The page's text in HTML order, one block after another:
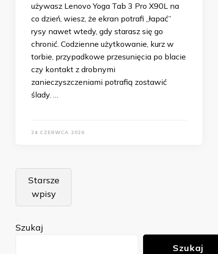
używasz Lenovo Yoga Tab 3 Pro X90L na
co dzień, wiesz, że ekran potrafi „łapać”
rysy nawet wtedy, gdy starasz się go
chronić. Codzienne użytkowanie, kurz w
torbie, przypadkowe przesunięcia po blacie
czy kontakt z drobnymi
zanieczyszczeniami potrafią zostawić
ślady. …
24 CZERWCA 2026
Nawigacja
po
wpisach
Starsze
wpisy
Szukaj
Szukaj